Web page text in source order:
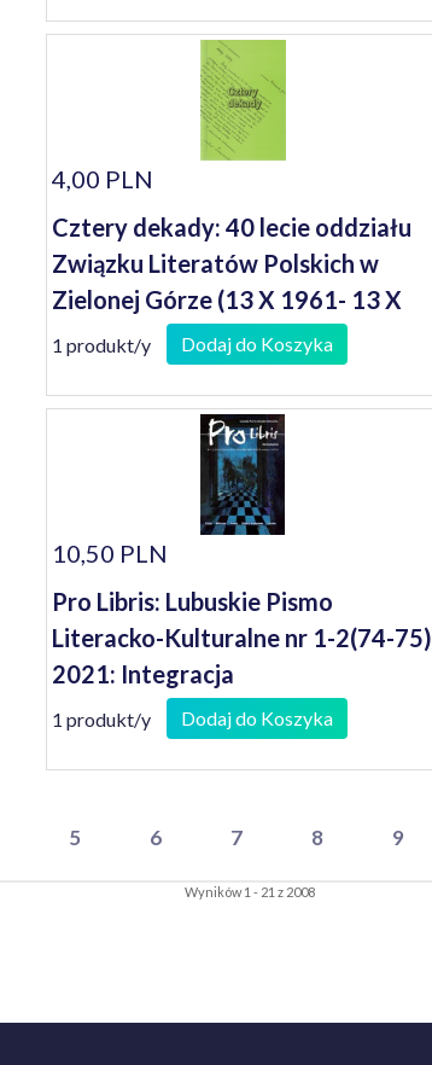
4,00 PLN
Cztery dekady: 40 lecie oddziału
Związku Literatów Polskich w
Zielonej Górze (13 X 1961- 13 X
2001)
1 produkt/y Dodaj do Koszyka
10,50 PLN
Pro Libris: Lubuskie Pismo
Literacko-Kulturalne nr 1-2(74-75)
2021: Integracja
1 produkt/y Dodaj do Koszyka
5 6 7 8 9
Wyników 1 - 21 z 2008